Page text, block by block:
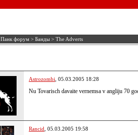
Панк форум > Банды > The Adverts
Astrozombi , 05.03.2005 18:28
Nu Tovarisch davaite vernemsa v angliju 70
Rancid , 05.03.2005 19:58